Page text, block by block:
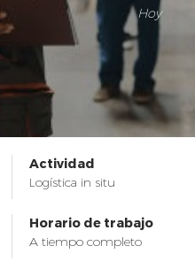
Hoy
Actividad
Logística in situ
Horario de trabajo
A tiempo completo